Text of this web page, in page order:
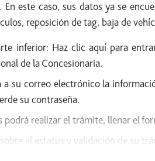
este caso, sus datos ya se
reposición de tag, baja de
inferior: Haz clic aquí para
de la Concesionaria.
a su correo electrónico la
su contraseña.
realizar el trámite, llenar el
el estatus y validación de su